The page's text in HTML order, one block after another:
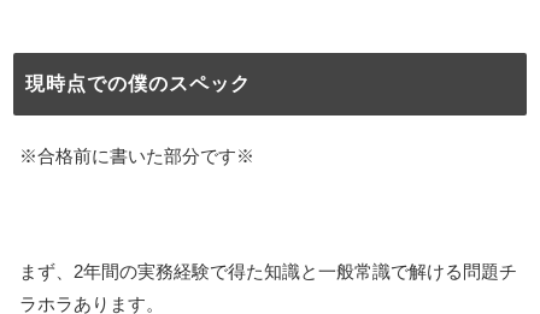
現時点での僕のスペック
※合格前に書いた部分です※
まず、2年間の実務経験で得た知識と一般常識で解ける問題チ
ラホラあります。